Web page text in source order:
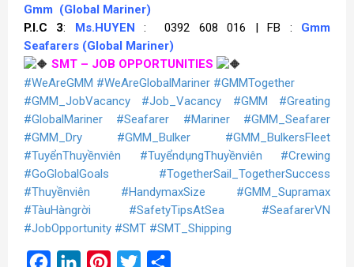
Gmm (Global Mariner)
P.I.C 3: Ms.HUYEN : 0392 608 016 | FB : Gmm
Seafarers (Global Mariner)
SMT – JOB OPPORTUNITIES
#WeAreGMM #WeAreGlobalMariner #GMMTogether
#GMM_JobVacancy
#Job_Vacancy #GMM
#Greating
#GlobalMariner
#Seafarer #Mariner
#GMM_Seafarer
#GMM_Dry
#GMM_Bulker
#GMM_BulkersFleet
#TuyểnThuyềnviên
#TuyểndụngThuyềnviên
#Crewing
#GoGlobalGoals
#TogetherSail_TogetherSuccess
#Thuyềnviên
#HandymaxSize
#GMM_Supramax
#TàuHàngrời
#SafetyTipsAtSea
#SeafarerVN
#JobOpportunity #SMT #SMT_Shipping
FacebookLinkedInPinterest
Twitter